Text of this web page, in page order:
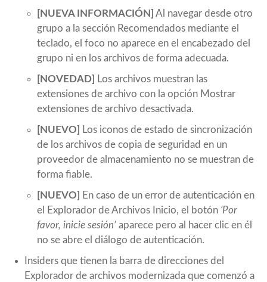
[NUEVA INFORMACIÓN] Al navegar desde otro
grupo a la sección Recomendados mediante el
teclado, el foco no aparece en el encabezado del
grupo ni en los archivos de forma adecuada.
[NOVEDAD] Los archivos muestran las
extensiones de archivo con la opción Mostrar
extensiones de archivo desactivada.
[NUEVO] Los iconos de estado de sincronización
de los archivos de copia de seguridad en un
proveedor de almacenamiento no se muestran de
forma fiable.
[NUEVO] En caso de un error de autenticación en
el Explorador de Archivos Inicio, el botón ‘Por
favor, inicie sesión’ aparece pero al hacer clic en él
no se abre el diálogo de autenticación.
Insiders que tienen la barra de direcciones del
Explorador de archivos modernizada que comenzó a